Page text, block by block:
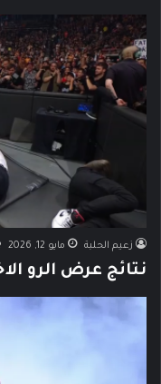
زعيم الحلبة مايو 12, 2026
نتائج عرض الرو الاخير 11-5-2026